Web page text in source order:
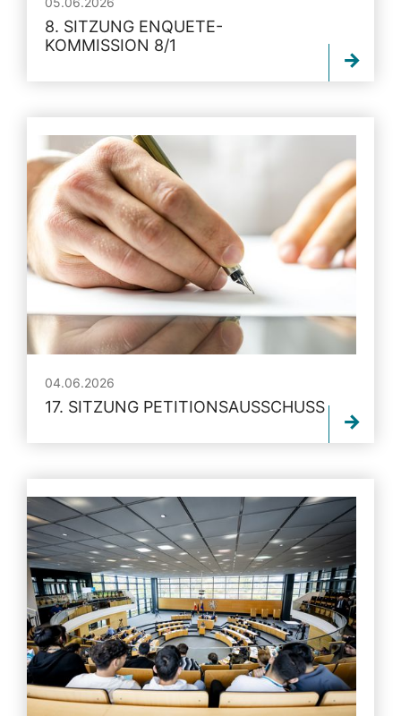
8. SITZUNG ENQUETE-
KOMMISSION 8/1
04.06.2026
17. SITZUNG PETITIONSAUSSCHUSS